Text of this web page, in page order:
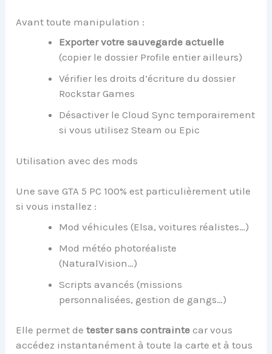
Avant toute manipulation :
Exporter votre sauvegarde actuelle
(copier le dossier Profile entier ailleurs)
Vérifier les droits d’écriture du dossier
Rockstar Games
Désactiver le Cloud Sync temporairement
si vous utilisez Steam ou Epic
Utilisation avec des mods
Une save GTA 5 PC 100% est particulièrement utile
si vous installez :
Mod véhicules (Elsa, voitures réalistes…)
Mod météo photoréaliste
(NaturalVision…)
Scripts avancés (missions
personnalisées, gestion de gangs…)
Elle permet detester sans contrainte car vous
accédez instantanément à toute la carte et à tous